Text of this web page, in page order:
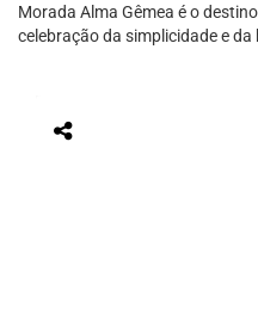
Morada Alma Gêmea é o
celebração da simplicidade e da